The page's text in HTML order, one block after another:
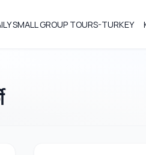
SMALL GROUP TOURS-TURKEY